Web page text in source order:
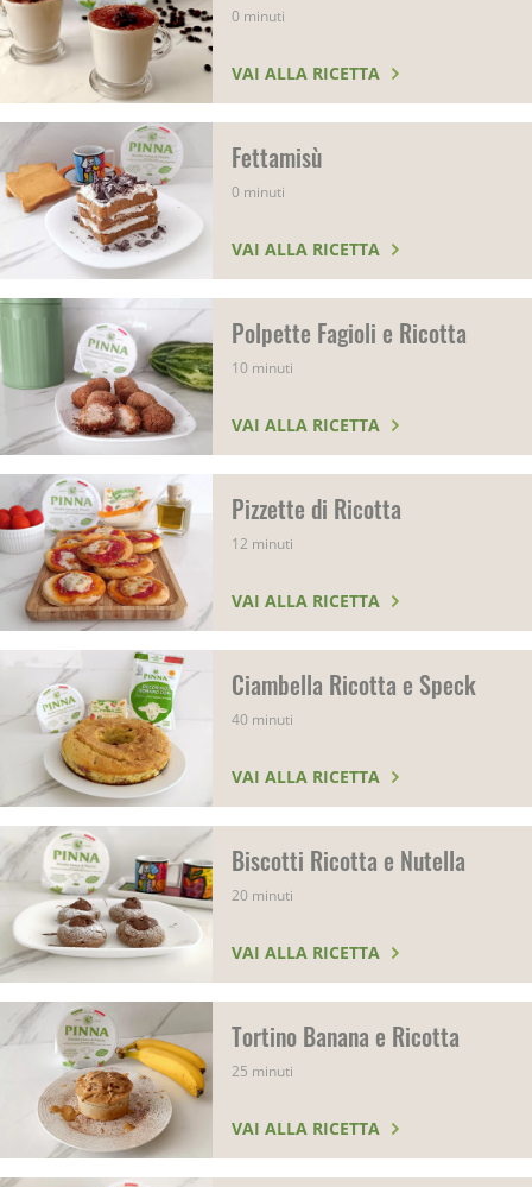
0 minuti
VAI ALLA RICETTA
Fettamisù
0 minuti
VAI ALLA RICETTA
Polpette Fagioli e Ricotta
10 minuti
VAI ALLA RICETTA
Pizzette di Ricotta
12 minuti
VAI ALLA RICETTA
Ciambella Ricotta e Speck
40 minuti
VAI ALLA RICETTA
Biscotti Ricotta e Nutella
20 minuti
VAI ALLA RICETTA
Tortino Banana e Ricotta
25 minuti
VAI ALLA RICETTA